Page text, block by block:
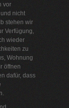
vor
nicht
stehen wir
Verfügung,
wieder
zu
Wohnung
öffnen
dafür, dass